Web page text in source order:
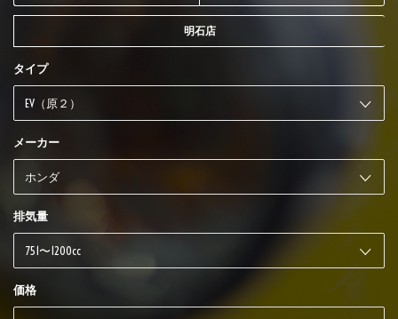
明石店
タイプ
メーカー
排気量
価格